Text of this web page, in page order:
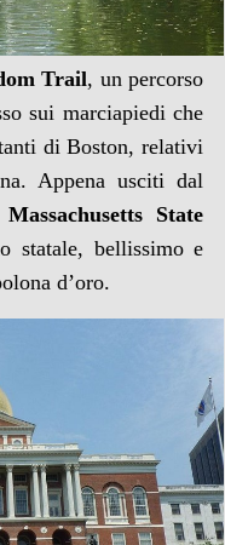
Trail, un percorso
sui marciapiedi che
di Boston, relativi
Appena usciti dal
Massachusetts State
statale, bellissimo e
d’oro.